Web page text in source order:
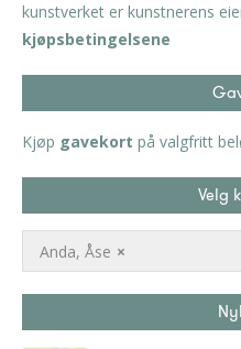
kunstverket er kunstnerens
kjøpsbetingelsene
Kjøp gavekort på valgfritt
Velg
×
Anda, Åse